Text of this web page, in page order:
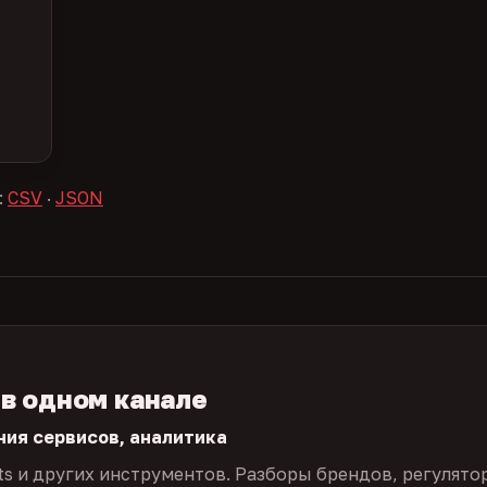
CSV · JSON
одном канале
сервисов, аналитика
и других инструментов. Разборы брендов,